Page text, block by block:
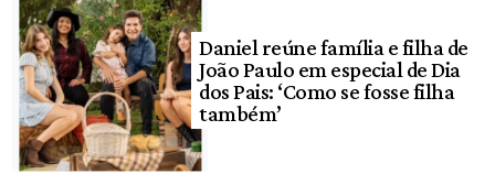
Daniel reúne família e filha de
João Paulo em especial de Dia
dos Pais: ‘Como se fosse filha
também’